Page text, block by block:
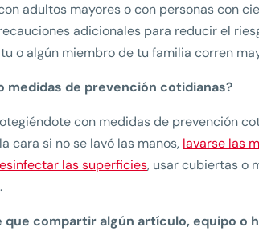
adultos mayores o con personas con
adicionales para reducir el
o algún miembro de tu familia corren
medidas de prevención cotidianas?
con medidas de prevención
cara si no se lavó las manos, lavarse las
las superficies, usar cubiertas o
que compartir algún artículo, equipo o